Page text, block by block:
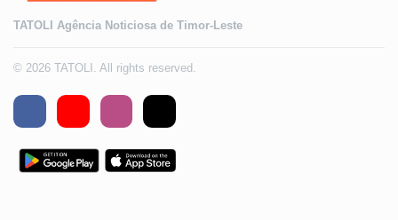
TATOLI Agência Noticiosa de Timor-Leste
© 2026 TATOLI. All rights reserved.